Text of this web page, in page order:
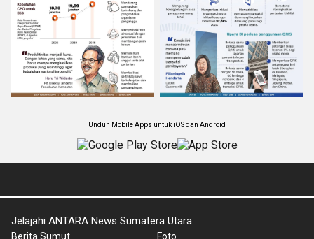
Unduh Mobile Apps untuk iOS dan Android
Jelajahi ANTARA News Sumatera Utara
Berita Sumut
Foto